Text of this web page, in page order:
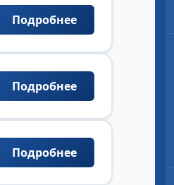
Подробнее
Подробнее
Подробнее